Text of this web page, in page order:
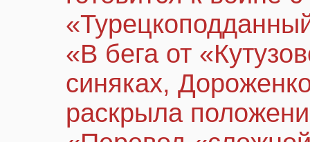
«В бега от
синяках,
раскрыла